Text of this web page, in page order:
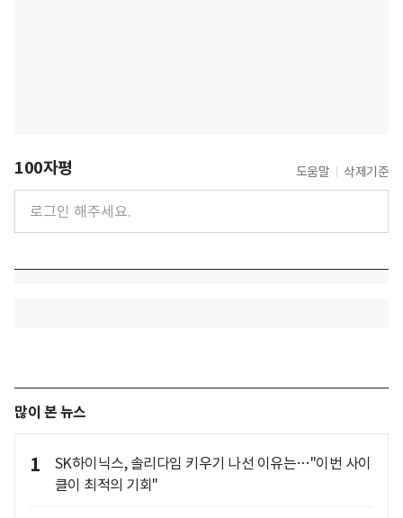
100자평 도움말 삭제기준
많이 본 뉴스
1
SK하이닉스, 솔리다임 키우기 나선 이유는…"이번 사이
클이 최적의 기회"